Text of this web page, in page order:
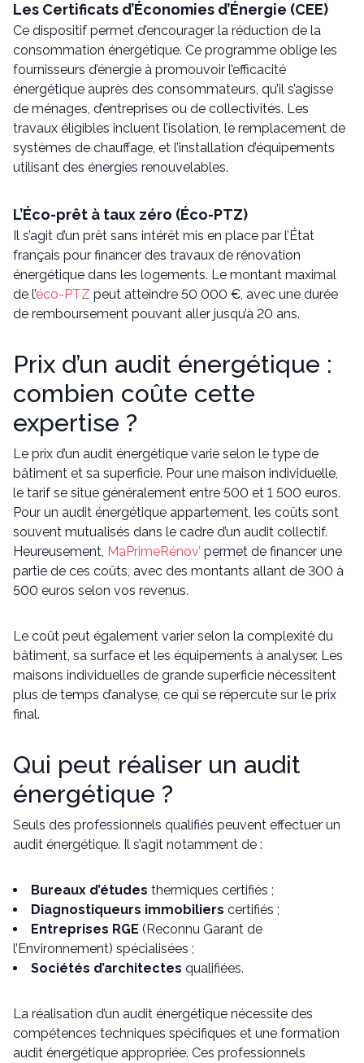
Les Certificats d’Économies d’Énergie (CEE)
Ce dispositif permet d’encourager la réduction de la
consommation énergétique. Ce programme oblige les
fournisseurs d’énergie à promouvoir l’efficacité
énergétique auprès des consommateurs, qu’il s’agisse
de ménages, d’entreprises ou de collectivités. Les
travaux éligibles incluent l’isolation, le remplacement de
systèmes de chauffage, et l’installation d’équipements
utilisant des énergies renouvelables.
L’Éco-prêt à taux zéro (Éco-PTZ)
Il s’agit d’un prêt sans intérêt mis en place par l’État
français pour financer des travaux de rénovation
énergétique dans les logements. Le montant maximal
de l’éco-PTZ peut atteindre 50 000 €, avec une durée
de remboursement pouvant aller jusqu’à 20 ans.
Prix d’un audit énergétique :
combien coûte cette
expertise ?
Le prix d’un audit énergétique varie selon le type de
bâtiment et sa superficie. Pour une maison individuelle,
le tarif se situe généralement entre 500 et 1 500 euros.
Pour un audit énergétique appartement, les coûts sont
souvent mutualisés dans le cadre d’un audit collectif.
Heureusement, MaPrimeRénov’ permet de financer une
partie de ces coûts, avec des montants allant de 300 à
500 euros selon vos revenus.
Le coût peut également varier selon la complexité du
bâtiment, sa surface et les équipements à analyser. Les
maisons individuelles de grande superficie nécessitent
plus de temps d’analyse, ce qui se répercute sur le prix
final.
Qui peut réaliser un audit
énergétique ?
Seuls des professionnels qualifiés peuvent effectuer un
audit énergétique. Il s’agit notamment de :
Bureaux d’études thermiques certifiés ;
Diagnostiqueurs immobiliers certifiés ;
Entreprises RGE (Reconnu Garant de
l’Environnement) spécialisées ;
Sociétés d’architectes qualifiées.
La réalisation d’un audit énergétique nécessite des
compétences techniques spécifiques et une formation
audit énergétique appropriée. Ces professionnels